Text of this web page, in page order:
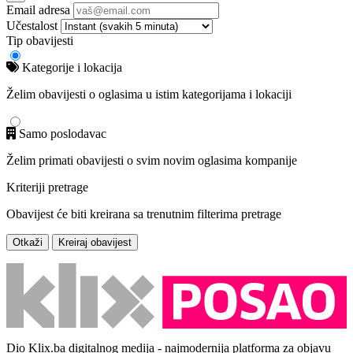
Email adresa
Učestalost
Tip obavijesti
Kategorije i lokacija
Želim obavijesti o oglasima u istim kategorijama i lokaciji
Samo poslodavac
Želim primati obavijesti o svim novim oglasima kompanije
Kriteriji pretrage
Obavijest će biti kreirana sa trenutnim filterima pretrage
Otkaži Kreiraj obavijest
Dio Klix.ba digitalnog medija - najmodernija platforma za objavu